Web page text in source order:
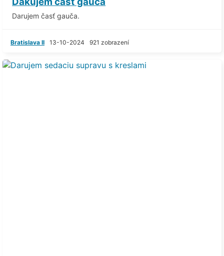
Darujem časť gauča.
Bratislava II 13-10-2024 921 zobrazení